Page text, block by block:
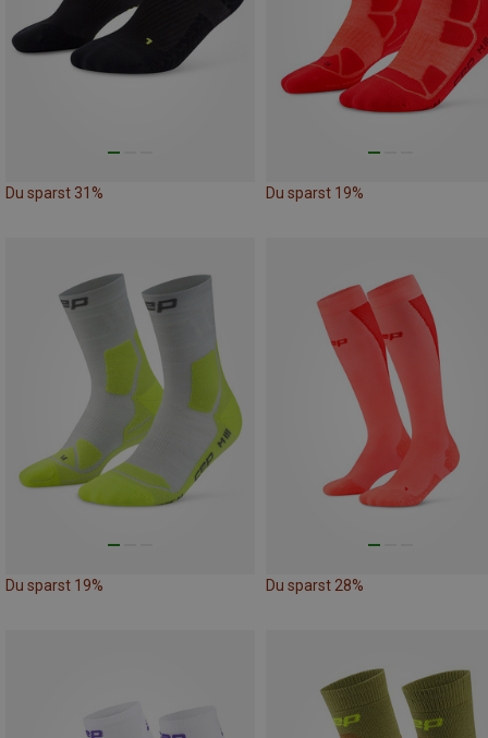
Du sparst 31% Du sparst 19%
Du sparst 19% Du sparst 28%